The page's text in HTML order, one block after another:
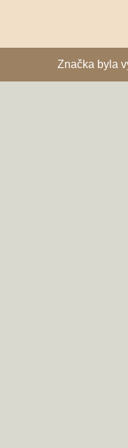
Značka byla